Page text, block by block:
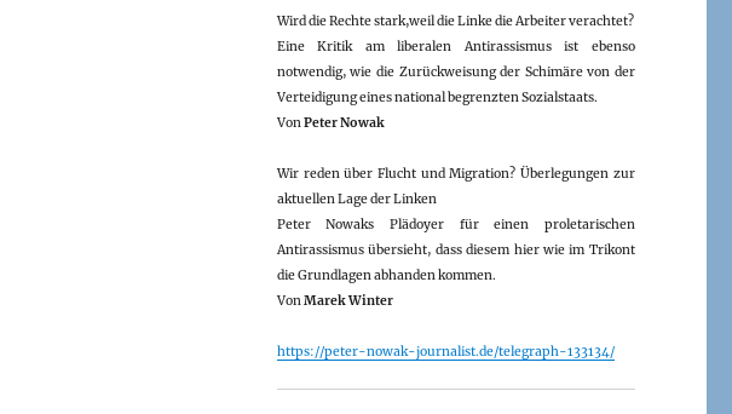
Wird die Rechte stark,weil die Linke die Arbeiter verachtet?
Eine Kritik am liberalen Antirassismus ist ebenso
notwendig, wie die Zurückweisung der Schimäre von der
Verteidigung eines national begrenzten Sozialstaats.
VonPeter Nowak
Wir reden über Flucht und Migration? Überlegungen zur
aktuellen Lage der Linken
Peter Nowaks Plädoyer für einen proletarischen
Antirassismus übersieht, dass diesem hier wie im Trikont
die Grundlagen abhanden kommen.
VonMarek Winter
https://peter-nowak-journalist.de/telegraph-133134/